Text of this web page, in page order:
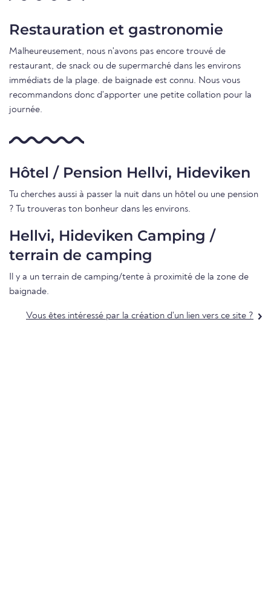
Restauration et gastronomie
Malheureusement, nous n'avons pas encore trouvé de
restaurant, de snack ou de supermarché dans les environs
immédiats de la plage. de baignade est connu. Nous vous
recommandons donc d'apporter une petite collation pour la
journée.
Hôtel / Pension Hellvi, Hideviken
Tu cherches aussi à passer la nuit dans un hôtel ou une pension
? Tu trouveras ton bonheur dans les environs.
Hellvi, Hideviken Camping /
terrain de camping
Il y a un terrain de camping/tente à proximité de la zone de
baignade.
Vous êtes intéressé par la création d'un lien vers ce site ?